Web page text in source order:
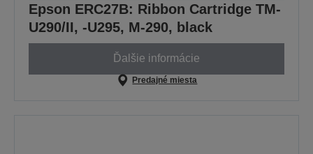
Epson ERC27B: Ribbon Cartridge TM-
U290/II, -U295, M-290, black
Ďalšie informácie
Predajné miesta